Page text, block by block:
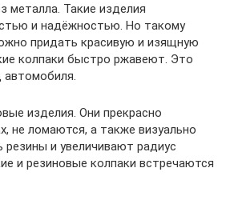
металла. Такие изделия
и надёжностью. Но такому
придать красивую и изящную
колпаки быстро ржавеют. Это
изделия. Они прекрасно
не ломаются, а также визуально
и увеличивают радиус
и резиновые колпаки встречаются